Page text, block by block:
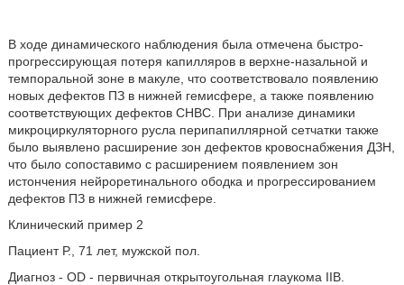
В ходе динамического наблюдения была отмечена быстро-
прогрессирующая потеря капилляров в верхне-назальной и
темпоральной зоне в макуле, что соответствовало появлению
новых дефектов ПЗ в нижней гемисфере, а также появлению
соответствующих дефектов СНВС. При анализе динамики
микроциркуляторного русла перипапиллярной сетчатки также
было выявлено расширение зон дефектов кровоснабжения ДЗН,
что было сопоставимо с расширением появлением зон
истончения нейроретинального ободка и прогрессированием
дефектов ПЗ в нижней гемисфере.
Клинический пример 2
Пациент Р., 71 лет, мужской пол.
Диагноз - OD - первичная открытоугольная глаукома IIB.